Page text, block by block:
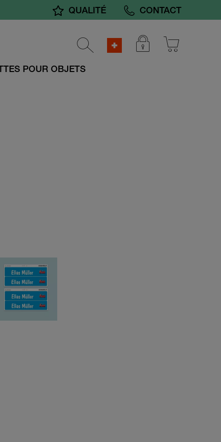
POUR OBJETS
QUALITÉ CONTACT